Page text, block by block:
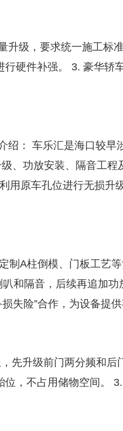
升级，要求统一施工标
硬件补强。 3. 豪华轿
绍： 车乐汇是海口较早
、功放安装、隔音工
用原车孔位进行无损升
制A柱倒模、门板工艺
和隔音，后续再追加
失险”合作，为设备提供
先升级前门两分频和后
，不占用储物空间。